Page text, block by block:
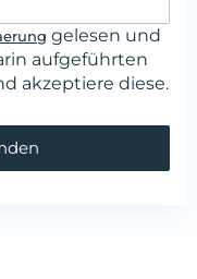
gelesen und
aufgeführten
akzeptiere diese.